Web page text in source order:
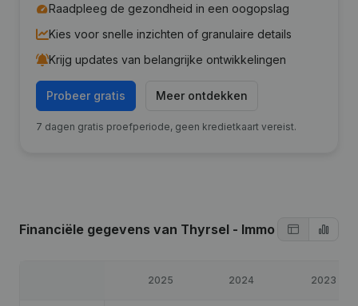
Raadpleeg de gezondheid in een oogopslag
Kies voor snelle inzichten of granulaire details
Krijg updates van belangrijke ontwikkelingen
Probeer gratis Meer ontdekken
7 dagen gratis proefperiode, geen kredietkaart vereist.
Financiële gegevens van Thyrsel - Immo
2025 2024 2023